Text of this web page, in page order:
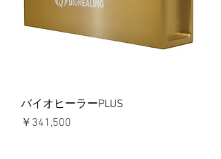
バイオヒーラーPLUS
価格
￥341,500